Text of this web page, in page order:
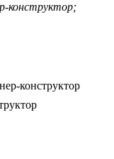
конструктор;
конструктор